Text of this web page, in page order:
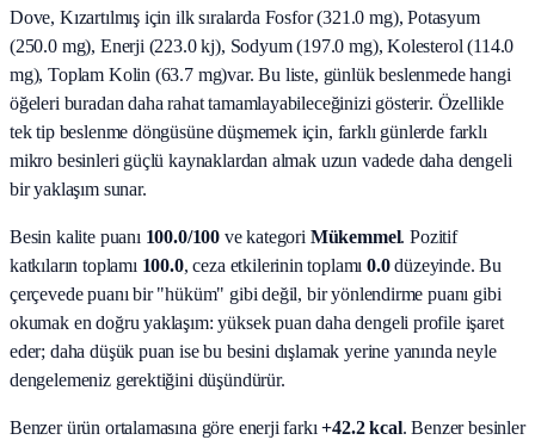
Dove, Kızartılmış için ilk sıralarda Fosfor (321.0 mg), Potasyum
(250.0 mg), Enerji (223.0 kj), Sodyum (197.0 mg), Kolesterol (114.0
mg), Toplam Kolin (63.7 mg)var. Bu liste, günlük beslenmede hangi
öğeleri buradan daha rahat tamamlayabileceğinizi gösterir. Özellikle
tek tip beslenme döngüsüne düşmemek için, farklı günlerde farklı
mikro besinleri güçlü kaynaklardan almak uzun vadede daha dengeli
bir yaklaşım sunar.
Besin kalite puanı 100.0/100 ve kategori Mükemmel. Pozitif
katkıların toplamı 100.0, ceza etkilerinin toplamı 0.0düzeyinde. Bu
çerçevede puanı bir "hüküm" gibi değil, bir yönlendirme puanı gibi
okumak en doğru yaklaşım: yüksek puan daha dengeli profile işaret
eder; daha düşük puan ise bu besini dışlamak yerine yanında neyle
dengelemeniz gerektiğini düşündürür.
Benzer ürün ortalamasına göre enerji farkı +42.2 kcal. Benzer besinler